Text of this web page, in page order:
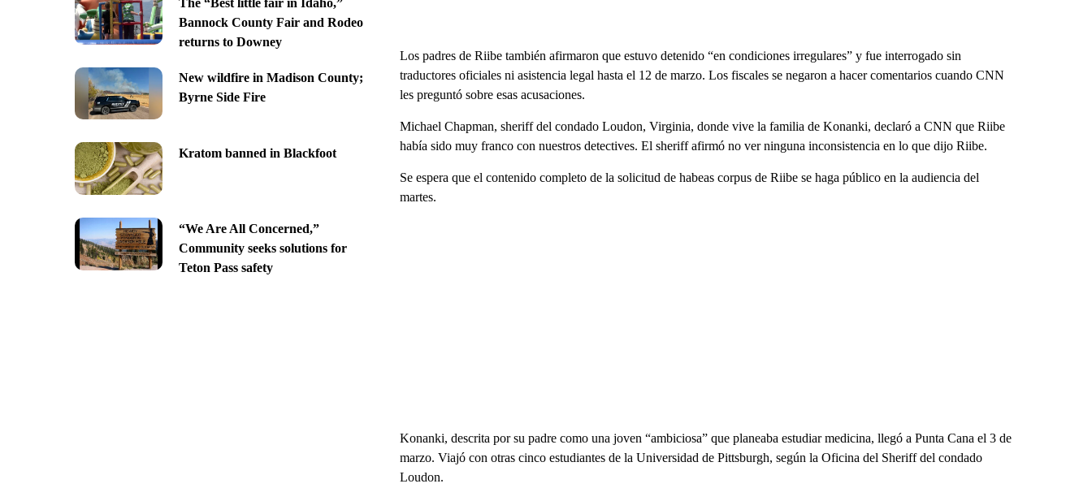
Bannock County Fair and Rodeo
returns to Downey
New wildfire in Madison County;
Byrne Side Fire
Kratom banned in Blackfoot
“We Are All Concerned,”
Community seeks solutions for
Teton Pass safety
Los padres de Riibe también afirmaron que estuvo detenido “en condiciones irregulares” y fue interrogado sin
traductores oficiales ni asistencia legal hasta el 12 de marzo. Los fiscales se negaron a hacer comentarios cuando CNN
les preguntó sobre esas acusaciones.
Michael Chapman, sheriff del condado Loudon, Virginia, donde vive la familia de Konanki, declaró a CNN que Riibe
había sido muy franco con nuestros detectives. El sheriff afirmó no ver ninguna inconsistencia en lo que dijo Riibe.
Se espera que el contenido completo de la solicitud de habeas corpus de Riibe se haga público en la audiencia del
martes.
Konanki, descrita por su padre como una joven “ambiciosa” que planeaba estudiar medicina, llegó a Punta Cana el 3 de
marzo. Viajó con otras cinco estudiantes de la Universidad de Pittsburgh, según la Oficina del Sheriff del condado
Loudon.